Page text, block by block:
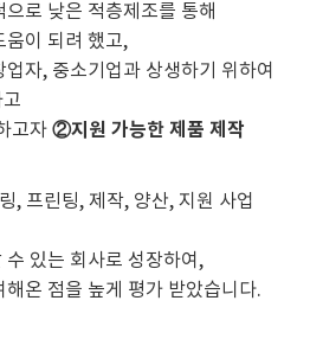
로 낮은 적층제조를 통해
움이 되려 했고,
자, 중소기업과 상생하기 위하여
고자 ②지원 가능한 제품 제작
, 프린팅, 제작, 양산, 지원 사업
있는 회사로 성장하여,
온 점을 높게 평가 받았습니다.